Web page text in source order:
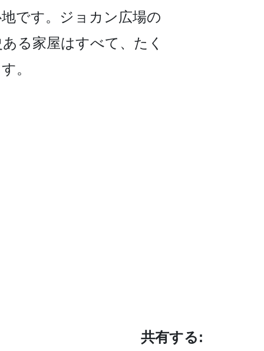
です。ジョカン­広場の
る家屋はすべて、たく
。
共有する: